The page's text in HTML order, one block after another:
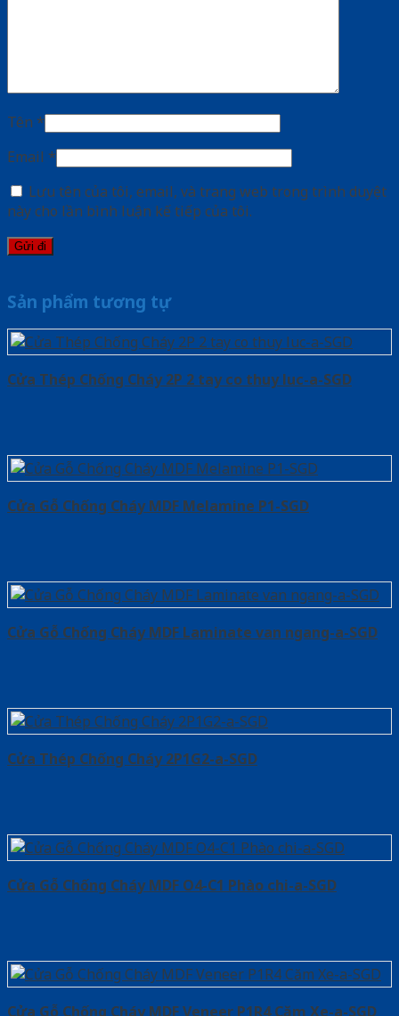
Tên *
Email *
Lưu tên của tôi, email, và trang web trong trình duyệt
này cho lần bình luận kế tiếp của tôi.
Sản phẩm tương tự
Cửa Thép Chống Cháy 2P 2 tay co thuy luc-a-SGD
Cửa Gỗ Chống Cháy MDF Melamine P1-SGD
Cửa Gỗ Chống Cháy MDF Laminate van ngang-a-SGD
Cửa Thép Chống Cháy 2P1G2-a-SGD
Cửa Gỗ Chống Cháy MDF O4-C1 Phào chi-a-SGD
Cửa Gỗ Chống Cháy MDF Veneer P1R4 Căm Xe-a-SGD